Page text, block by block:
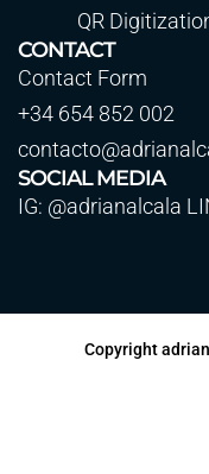
QR
CONTACT
Contact Form
+34 654 852 002
SOCIAL MEDIA
IG: @adrianalcala
Copyright